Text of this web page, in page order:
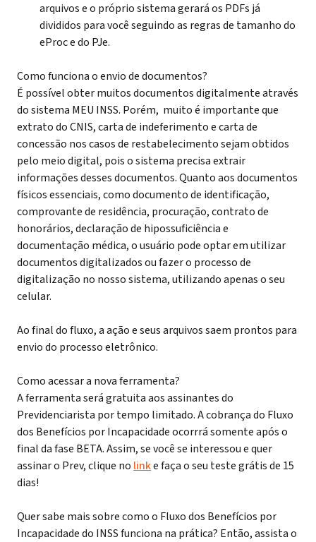
arquivos e o próprio sistema gerará os PDFs já
divididos para você seguindo as regras de tamanho do
eProc e do PJe.
Como funciona o envio de documentos?
É possível obter muitos documentos digitalmente através
do sistema MEU INSS. Porém, muito é importante que
extrato do CNIS, carta de indeferimento e carta de
concessão nos casos de restabelecimento sejam obtidos
pelo meio digital, pois o sistema precisa extrair
informações desses documentos.Quanto aos documentos
físicos essenciais, como documento de identificação,
comprovante de residência, procuração, contrato de
honorários, declaração de hipossuficiência e
documentação médica, o usuário pode optar em utilizar
documentos digitalizados ou fazer o processo de
digitalização no nosso sistema, utilizando apenas o seu
celular.
Ao final do fluxo, a ação e seus arquivos saem prontos para
envio do processo eletrônico.
Como acessar a nova ferramenta?
A ferramenta será gratuita aos assinantes do
Previdenciarista por tempo limitado. A cobrança do Fluxo
dos Benefícios por Incapacidade ocorrrá somente após o
final da fase BETA. Assim, se você se interessou e quer
assinar o Prev, clique no linke faça o seu teste grátis de 15
dias!
Quer sabe mais sobre como o Fluxo dos Benefícios por
Incapacidade do INSS funciona na prática? Então, assista o